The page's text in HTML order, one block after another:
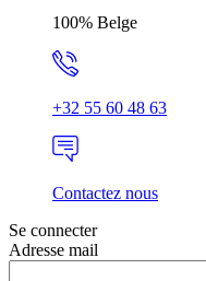
100% Belge
+32 55 60 48 63
Contactez nous
Se connecter
Adresse mail